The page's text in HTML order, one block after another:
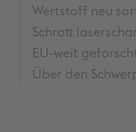
Wertstoff neu
Schrott
EU-weit
Über den